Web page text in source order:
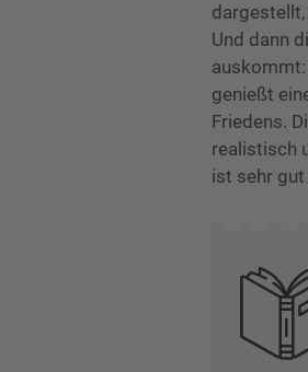
dargestellt,
Und dann
auskommt:
genießt
Friedens.
realistisch
ist sehr gut